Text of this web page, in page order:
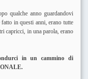
qualche anno guardandovi
in questi anni, erano tutte
capricci, in una parola, erano
in un cammino di